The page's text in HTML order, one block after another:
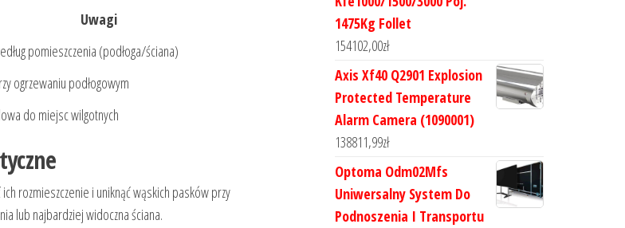
Uwagi
pomieszczenia (podłoga/ściana)
ogrzewaniu podłogowym
do miejsc wilgotnych
rozmieszczenie i uniknąć wąskich pasków przy
lub najbardziej widoczna ściana.
1475Kg Follet
154102,00zł
Axis Xf40 Q2901 Explosion
Protected Temperature
Alarm Camera (1090001)
138811,99zł
Optoma Odm02Mfs
Uniwersalny System Do
Podnoszenia I Transportu